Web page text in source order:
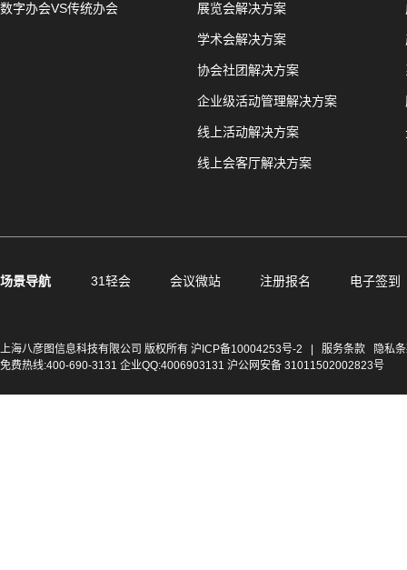
数字办会VS传统办会 展览会解决方案
学术会解决方案
协会社团解决方案
企业级活动管理解决方案
线上活动解决方案
线上会客厅解决方案
场景导航 31轻会 会议微站 注册报名 电子签到
上海八彦图信息科技有限公司 版权所有 沪ICP备10004253号-2 服务条款
隐私
免费热线:400-690-3131 企业QQ:4006903131 沪公网安备 31011502002823号